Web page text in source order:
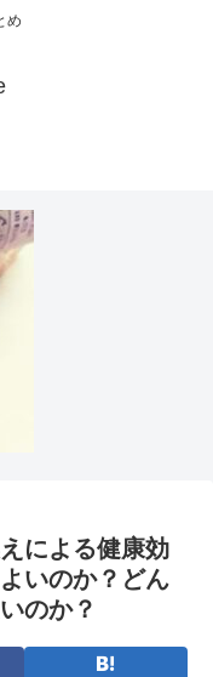
め
による健康効
いのか？どん
のか？